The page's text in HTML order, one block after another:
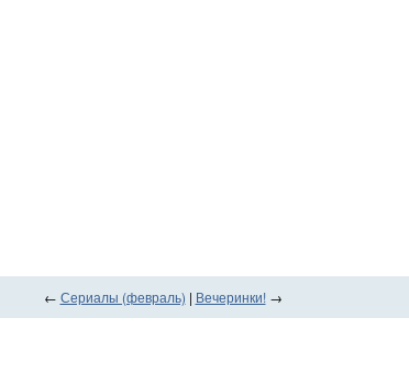
← Сериалы (февраль) | Вечеринки!→